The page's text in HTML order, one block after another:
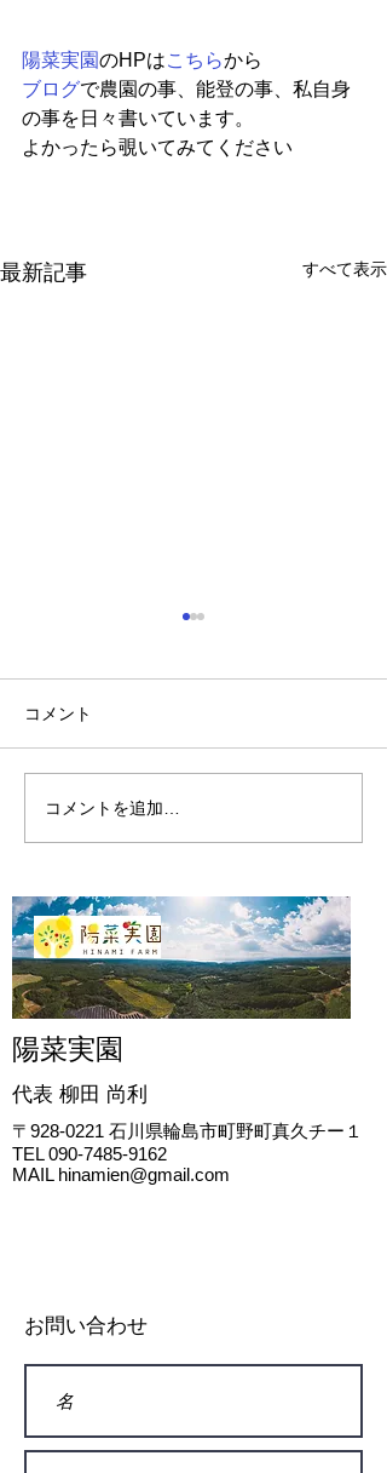
陽菜実園のHPはこちらから
ブログで農園の事、能登の事、私自身
の事を日々書いています。
よかったら覗いてみてください
最新記事 すべて表示
陽菜実園の2024年
コメント
コメントを追加…
陽菜実園
代表 柳田 尚利
〒928-0221 石川県輪島市町野町真久チー１
TEL090-7485-9162
MAIL hinamien@gmail.com
お問い合わせ